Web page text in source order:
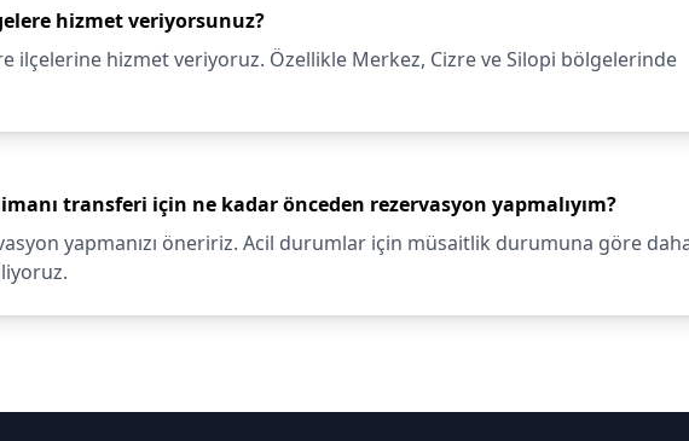
hizmet veriyorsunuz?
ilçelerine hizmet veriyoruz. Özellikle Merkez, Cizre ve Silopi bölgelerinde
transferi için ne kadar önceden rezervasyon yapmalıyım?
yapmanızı öneririz. Acil durumlar için müsaitlik durumuna göre